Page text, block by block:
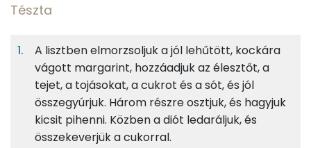
Tészta
83gfinomliszt
303 kcal
42gmargarin
6%
Fehérje
54%
Szénhidrát
25%
Zsír
15%
Víz
TOP ásványi anyagok
Foszfor
Tészta
A lisztben elmorzsoljuk a jól lehűtött, kockára
vágott margarint, hozzáadjuk az élesztőt, a
tejet, a tojásokat, a cukrot és a sót, és jól
összegyúrjuk. Három részre osztjuk, és hagyjuk
kicsit pihenni. Közben a diót ledaráljuk, és
összekeverjük a cukorral.